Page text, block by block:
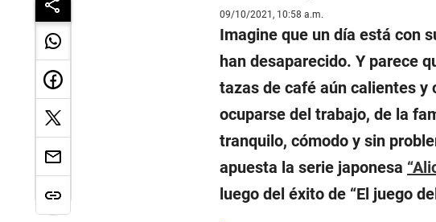
09/10/2021, 10:58 a.m.
Imagine que un día está con
han desaparecido. Y parece
tazas de café aún calientes y
ocuparse del trabajo, de la
tranquilo, cómodo y sin
apuesta la serie japonesa
luego del éxito de “El juego